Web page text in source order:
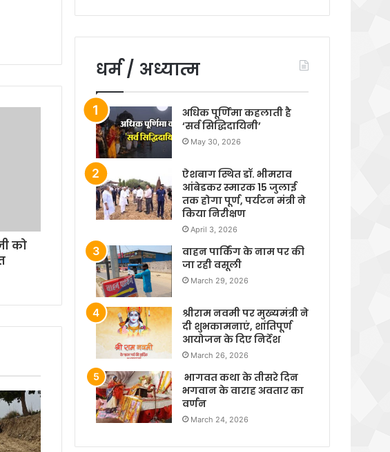
को
धर्म / अध्यात्म
अधिक पूर्णिमा कहलाती है
‘सर्व सिद्धिदायिनी’
May 30, 2026
ऐशबाग स्थित डॉ. भीमराव
आंबेडकर स्मारक 15 जुलाई
तक होगा पूर्ण, पर्यटन मंत्री ने
किया निरीक्षण
April 3, 2026
वाहन पार्किंग के नाम पर की
जा रही वसूली
March 29, 2026
श्रीराम नवमी पर मुख्यमंत्री ने
दी शुभकामनाएं, शांतिपूर्ण
आयोजन के दिए निर्देश
March 26, 2026
भागवत कथा के तीसरे दिन
भगवान के वाराह अवतार का
वर्णन
March 24, 2026